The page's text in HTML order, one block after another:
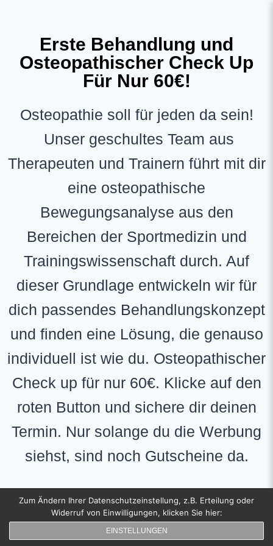
Erste Behandlung und
Osteopathischer Check Up
Für Nur 60€!
Osteopathie soll für jeden da sein!
Unser geschultes Team aus
Therapeuten und Trainern führt mit dir
eine osteopathische
Bewegungsanalyse aus den
Bereichen der Sportmedizin und
Trainingswissenschaft durch. Auf
dieser Grundlage entwickeln wir für
dich passendes Behandlungskonzept
und finden eine Lösung, die genauso
individuell ist wie du. Osteopathischer
Check up für nur 60€. Klicke auf den
roten Button und sichere dir deinen
Termin. Nur solange du die Werbung
siehst, sind noch Gutscheine da.
Gib mir meinen Gutschein!
Zum Ändern Ihrer Datenschutzeinstellung, z.B. Erteilung oder
Widerruf von Einwilligungen, klicken Sie hier:
EINSTELLUNGEN